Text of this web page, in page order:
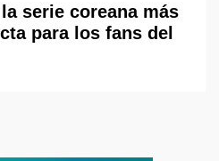
serie coreana más
para los fans del